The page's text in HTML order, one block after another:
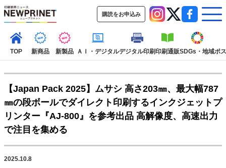
購読をお申込み
TOP 新商品 新製品 ＡＩ・デジタルデジタル印刷印刷通販SDGs・地域ポ
インデックス
TOP
新着記事 特集記事
動画コンテンツ
インタビュー
コレクション
新商品
【Japan Pack 2025】ムサシ 高さ203㎜、最大幅787
㎜の段ボールでダイレクト印刷するインクジェットプ
リンター『AJ-800』を参考出品 高解像度、高速出力
で注目を集める
2025.10.8